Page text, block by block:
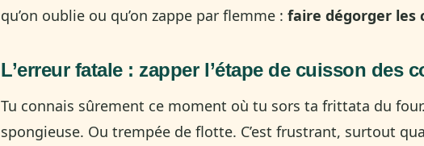
qu’on oublie ou qu’on zappe par flemme : faire dégorger les
L’erreur fatale : zapper l’étape de cuisson des
Tu connais sûrement ce moment où tu sors ta frittata du
spongieuse. Ou trempée de flotte. C’est frustrant, surtout